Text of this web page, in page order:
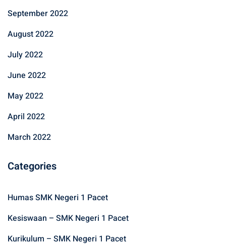
September 2022
August 2022
July 2022
June 2022
May 2022
April 2022
March 2022
Categories
Humas SMK Negeri 1 Pacet
Kesiswaan – SMK Negeri 1 Pacet
Kurikulum – SMK Negeri 1 Pacet